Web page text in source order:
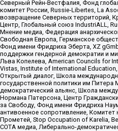
Северный Рейн-Вестфалия, Фонд
комитет России, Russie-Libertes, La
возвращение Северных территорий,
Центр, Глобальный союз IndustriALL,
Мнение медиа, Федерация
Свободная Европа, Германское
Фонд имени Фридриха Эберта, XZ
поддержки гендерной демократии и
Льва Копелева, American Councils for
Vistas, Institute of International
Открытый диалог, Школа
государственной политики им Питера
демократический альянс, Школа
Нормана Патерсона, Центр
за Свободу, Фонд имени Фридриха
антивоенное сопротивление, Комитет
Прометей, Stop Occupation of Karelia,
СОТА медиа, Либерально-